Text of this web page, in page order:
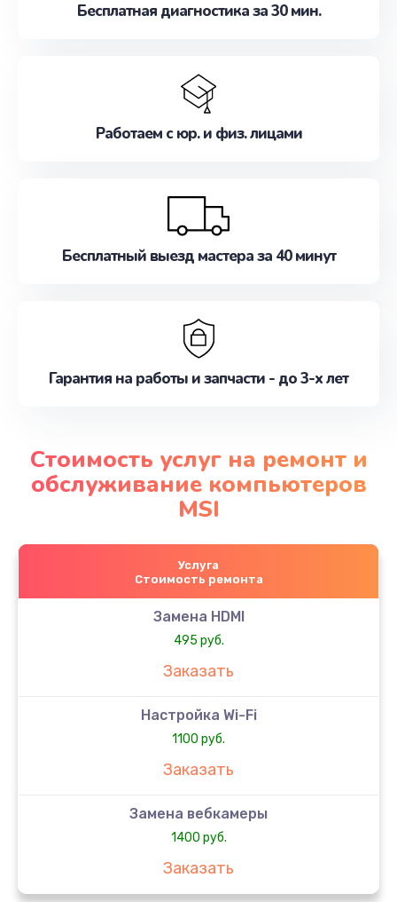
Бесплатная диагностика за 30 мин.
Работаем с юр. и физ. лицами
Бесплатный выезд мастера за 40 минут
Гарантия на работы и запчасти - до 3-х лет
Стоимость услуг на ремонт и
обслуживание компьютеров
MSI
Услуга
Стоимость ремонта
Замена HDMI
495 руб.
Заказать
Настройка Wi-Fi
1100 руб.
Заказать
Замена вебкамеры
1400 руб.
Заказать